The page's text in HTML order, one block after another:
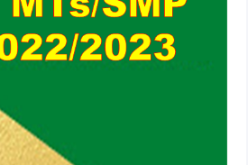
Fiqih PPG 2025
Akidah Akhlak PPG 2025
Al-Qur'an Hadis PPG 2025